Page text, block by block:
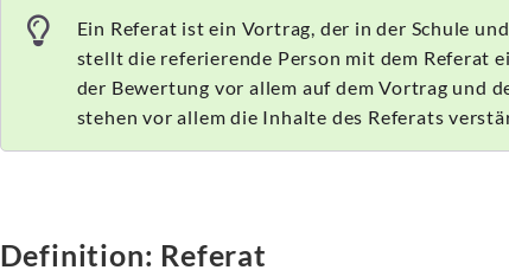
Ein Referat ist ein Vortrag, der in der Schule
stellt die referierende Person mit dem Referat
der Bewertung vor allem auf dem Vortrag und
stehen vor allem die Inhalte des Referats
Definition: Referat